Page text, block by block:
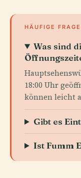
HÄUFIGE
Was sind
18:00 Uhr
können leicht
Gibt es
Ist Fumm